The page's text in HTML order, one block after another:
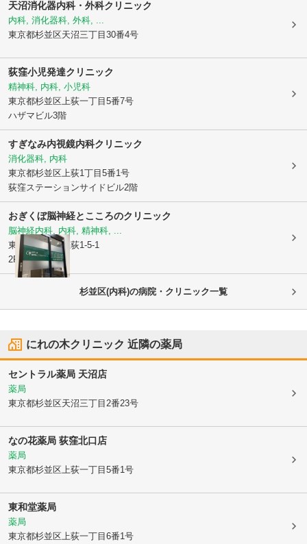
天沼消化器内科・外科クリニック
内科, 消化器科, 外科, ...
東京都杉並区天沼三丁目30番4号
荻窪小児発達クリニック
精神科, 内科, 小児科
東京都杉並区 上荻一丁目5番7号
ハザマビル3階
すぎなみ内視鏡内科クリニック
消化器科, 内科
東京都杉並区 上荻1丁目5番1号
荻窪ステーションサイドビル2階
おぎくぼ脳神経とこころのクリニック
脳神経内科, 内科, 精神科, ...
東京都杉並区上荻1-5-1
2F
杉並区(内科)の病院・クリニック一覧
にれの木クリニック 近隣の薬局
セントラル薬局 天沼店
薬局
東京都杉並区天沼三丁目2番23号
なの花薬局 荻窪北口店
薬局
東京都杉並区 上荻一丁目5番1号
東和堂薬局
薬局
東京都杉並区 上荻一丁目6番1号